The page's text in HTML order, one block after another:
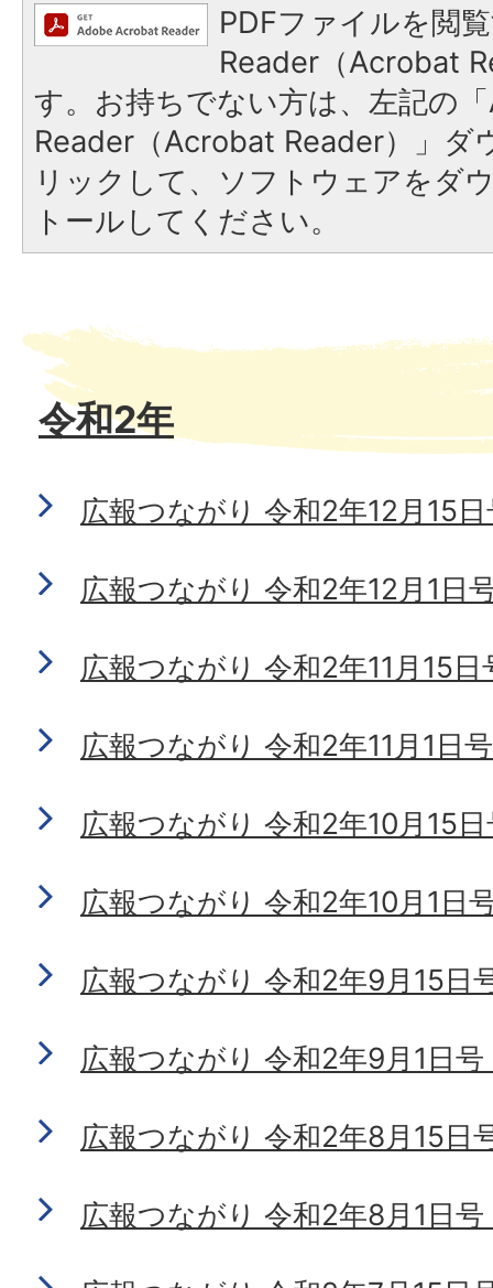
PDFファイルを閲
Reader（Acrobat
す。お持ちでない方は、左記の
Reader（Acrobat Reader）」ダ
リックして、ソフトウェアをダ
トールしてください。
令和2年
広報つながり 令和2年12月15
広報つながり 令和2年12月1日
広報つながり 令和2年11月15日
広報つながり 令和2年11月1日
広報つながり 令和2年10月15
広報つながり 令和2年10月1日
広報つながり 令和2年9月15日
広報つながり 令和2年9月1日号
広報つながり 令和2年8月15日
広報つながり 令和2年8月1日号